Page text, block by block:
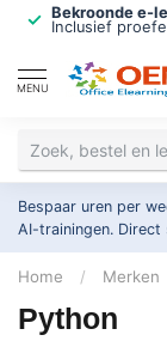
Bekroonde e-
Inclusief
MENU
Bespaar uren per
AI-trainingen. Direct
Home / Merken
Python